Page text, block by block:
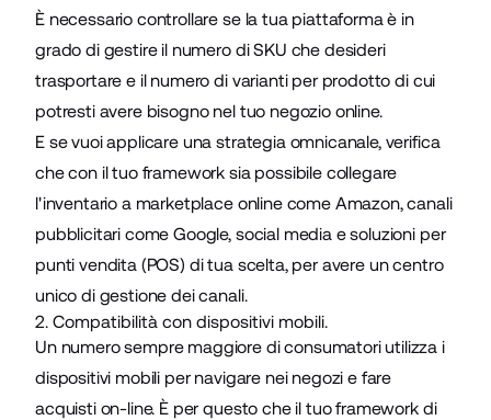
È necessario controllare se la tua piattaforma è in
grado di gestire il numero di SKU che desideri
trasportare e il numero di varianti per prodotto di cui
potresti avere bisogno nel tuo negozio online.
E se vuoi applicare una strategia omnicanale, verifica
che con il tuo framework sia possibile collegare
l'inventario a marketplace online come Amazon, canali
pubblicitari come Google, social media e soluzioni per
punti vendita (POS) di tua scelta, per avere un centro
unico di gestione dei canali.
2. Compatibilità con dispositivi mobili.
Un numero sempre maggiore di consumatori utilizza i
dispositivi mobili per navigare nei negozi e fare
acquisti on-line. È per questo che il tuo framework di